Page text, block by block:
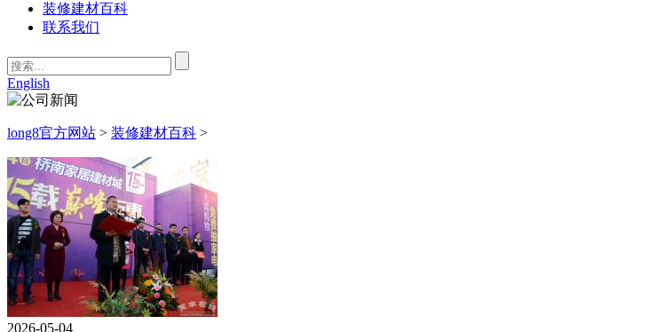
装修建材百科
联系我们
English
long8官方网站 > 装修建材百科 >
2026-05-04